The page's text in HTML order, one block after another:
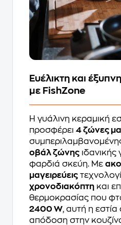
Ευέλικτη και
με FishZone
Η γυάλινη κεραμική
προσφέρει 4 ζώνες
οβάλ ζώνης ιδανικής
φαρδιά σκεύη. Με
μαγειρεύεις
χρονοδιακόπτη και
θερμοκρασίας που
2400 W, αυτή η εστία
απόδοση στην